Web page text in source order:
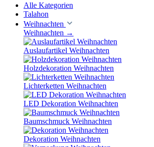
Alle Kategorien
Talahon
Weihnachten
Weihnachten →
Auslaufartikel Weihnachten
Holzdekoration Weihnachten
Lichterketten Weihnachten
LED Dekoration Weihnachten
Baumschmuck Weihnachten
Dekoration Weihnachten